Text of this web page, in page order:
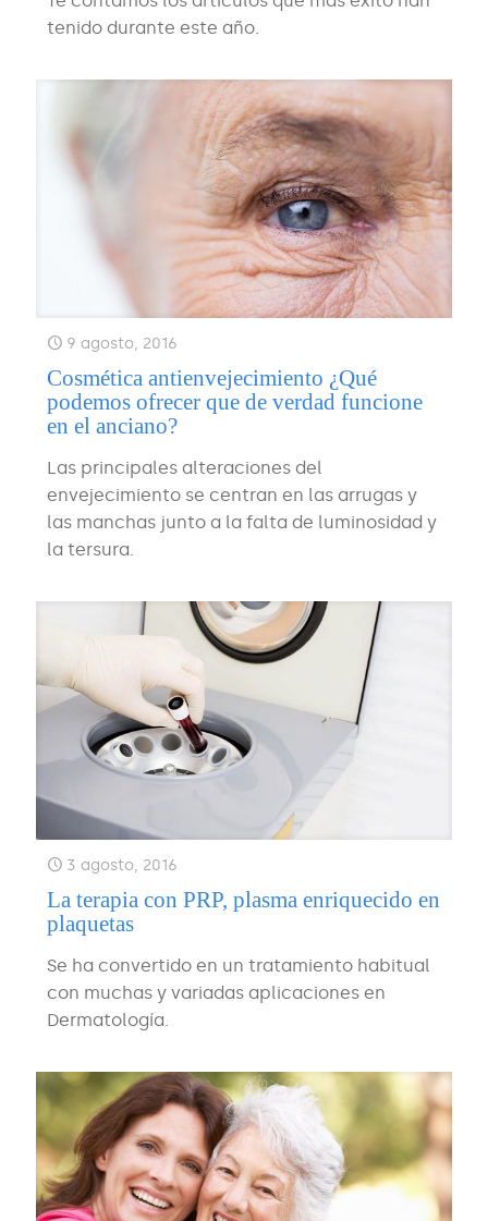
tenido durante este año.
9 agosto, 2016
Cosmética antienvejecimiento ¿Qué
podemos ofrecer que de verdad funcione
en el anciano?
Las principales alteraciones del
envejecimiento se centran en las arrugas y
las manchas junto a la falta de luminosidad y
la tersura.
3 agosto, 2016
La terapia con PRP, plasma enriquecido en
plaquetas
Se ha convertido en un tratamiento habitual
con muchas y variadas aplicaciones en
Dermatología.